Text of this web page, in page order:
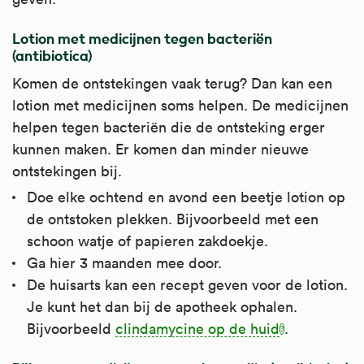
Lotion met medicijnen tegen bacteriën
(antibiotica)
Komen de ontstekingen vaak terug? Dan kan een
lotion met medicijnen soms helpen. De medicijnen
helpen tegen bacteriën die de ontsteking erger
kunnen maken. Er komen dan minder nieuwe
ontstekingen bij.
Doe elke ochtend en avond een beetje lotion op
de ontstoken plekken. Bijvoorbeeld met een
schoon watje of papieren zakdoekje.
Ga hier 3 maanden mee door.
De huisarts kan een recept geven voor de lotion.
Je kunt het dan bij de apotheek ophalen.
Bijvoorbeeld clindamycine op de huid .